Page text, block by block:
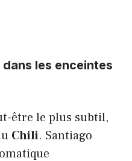
les enceintes
être le plus subtil,
Chili. Santiago